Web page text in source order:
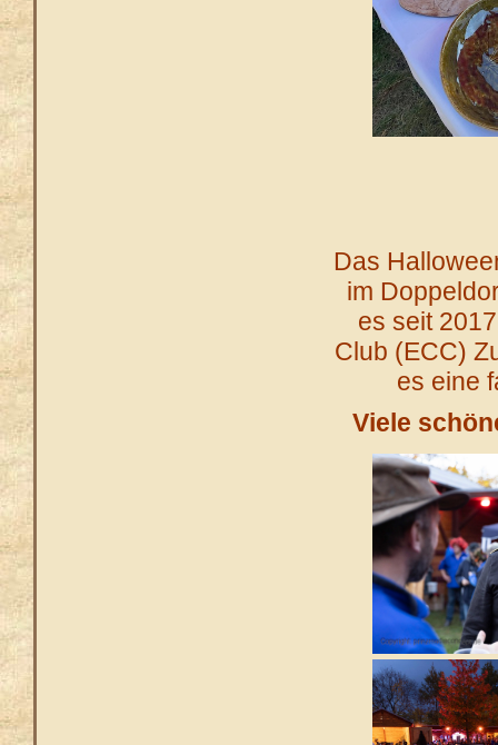
Das
im
es seit
Club (ECC)
es eine
Viele